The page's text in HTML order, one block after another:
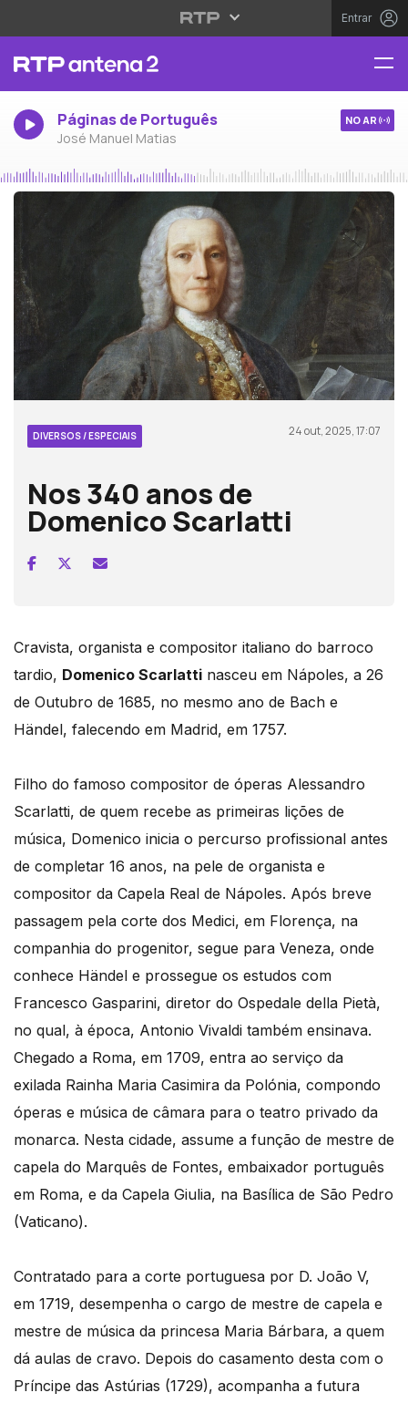
Entrar
Páginas de Português
José Manuel Matias
NO AR
DIVERSOS / ESPECIAIS 24 out, 2025, 17:07
Nos 340 anos de
Domenico Scarlatti
Cravista, organista e compositor italiano do barroco
tardio, Domenico Scarlatti nasceu em Nápoles, a 26
de Outubro de 1685, no mesmo ano de Bach e
Händel, falecendo em Madrid, em 1757.
Filho do famoso compositor de óperas Alessandro
Scarlatti, de quem recebe as primeiras lições de
música, Domenico inicia o percurso profissional antes
de completar 16 anos, na pele de organista e
compositor da Capela Real de Nápoles. Após breve
passagem pela corte dos Medici, em Florença, na
companhia do progenitor, segue para Veneza, onde
conhece Händel e prossegue os estudos com
Francesco Gasparini, diretor do Ospedale della Pietà,
no qual, à época, Antonio Vivaldi também ensinava.
Chegado a Roma, em 1709, entra ao serviço da
exilada Rainha Maria Casimira da Polónia, compondo
óperas e música de câmara para o teatro privado da
monarca. Nesta cidade, assume a função de mestre de
capela do Marquês de Fontes, embaixador português
em Roma, e da Capela Giulia, na Basílica de São Pedro
(Vaticano).
Contratado para a corte portuguesa por D. João V,
em 1719, desempenha o cargo de mestre de capela e
mestre de música da princesa Maria Bárbara, a quem
dá aulas de cravo. Depois do casamento desta com o
Príncipe das Astúrias (1729), acompanha a futura